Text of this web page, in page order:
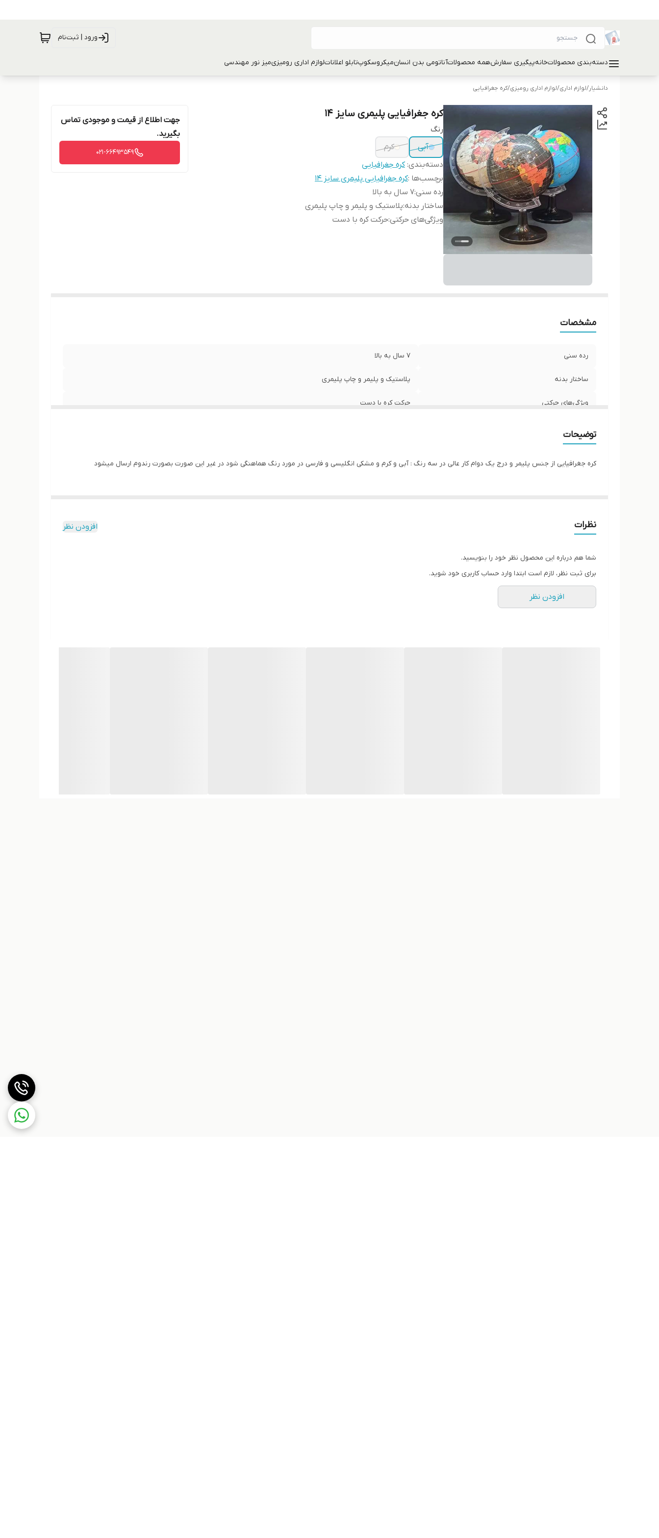
ورود | ثبت‌نام
دسته‌بندی محصولاتخانهپیگیری سفارشهمه محصولاتآناتومی بدن انسانمیکروسکوپتابلو اعلاناتلوازم اداری رومیزیمیز نور مهندسی
دانشیار/لوازم اداری/لوازم اداری رومیزی/کره جغرافیایی
کره جغرافیایی پلیمری سایز 14
رنگ
آبی
کرم
دسته‌بندی:کره جغرافیایی
برچسب‌ها :کره جغرافیایی پلیمری سایز 14
رده سنی:7 سال به بالا
ساختار بدنه:پلاستیک و پلیمر و چاپ پلیمری
ویژگی‌های حرکتی:حرکت کره با دست
جهت اطلاع از قیمت و موجودی تماس
بگیرید.
021-66493549
مشخصات
رده سنی 7 سال به بالا
ساختار بدنه پلاستیک و پلیمر و چاپ پلیمری
ویژگی‌های حرکتی حرکت کره با دست
توضیحات
کره جغرافیایی از جنس پلیمر و درج یک دوام کار عالی در سه رنگ : آبی و کرم و مشکی انگلیسی و فارسی در مورد رنگ هماهنگی شود در غیر این صورت بصورت رندوم ارسال میشود
نظرات افزودن نظر
شما هم درباره این محصول نظر خود را بنویسید.
برای ثبت نظر، لازم است ابتدا وارد حساب کاربری خود شوید.
افزودن نظر